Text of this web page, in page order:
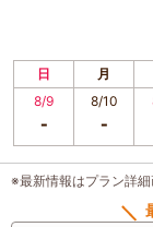
日 月
8/9
8/10
※最新情報はプラン詳細